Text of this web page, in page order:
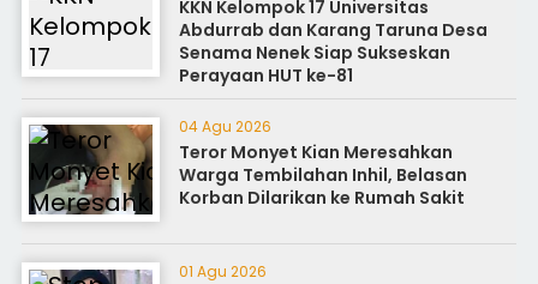
KKN Kelompok 17 Universitas
Abdurrab dan Karang Taruna Desa
Senama Nenek Siap Sukseskan
Perayaan HUT ke-81
04 Agu 2026
Teror Monyet Kian Meresahkan
Warga Tembilahan Inhil, Belasan
Korban Dilarikan ke Rumah Sakit
01 Agu 2026